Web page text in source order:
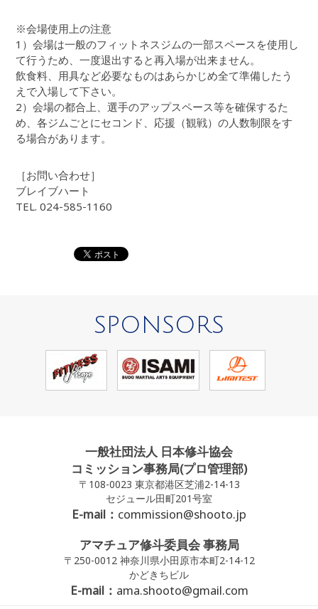
※会場使用上の注意
1）会場は一般のフィットネスジムの一部スペースを使用し
て行うため、一度退出すると再入場が出来ません。
飲食料、用具など必要なものはあらかじめ全て準備したう
えで入場して下さい。
2）会場の都合上、選手のアップスペース等を確保するた
め、各ジムごとにセコンド、応援（観戦）の人数制限をす
る場合があります。
［お問い合わせ］
ブレイブハート
TEL. 024-585-1160
SPONSORS
一般社団法人 日本修斗協会
コミッション事務局(プロ管理部)
〒108-0023 東京都港区芝浦2-14-13
セジュール田町201号室
E-mail： commission@shooto.jp
アマチュア修斗委員会 事務局
〒250-0012 神奈川県小田原市本町2-14-12
かどきちビル
E-mail： ama.shooto@gmail.com